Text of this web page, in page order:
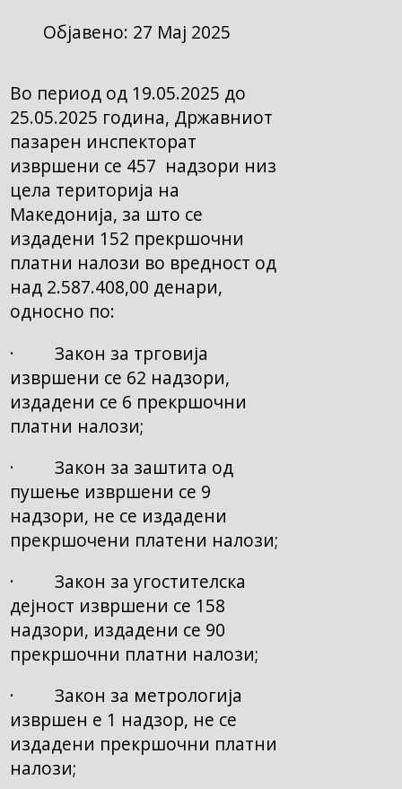
Објавено: 27 Мај 2025
Во период од 19.05.2025 до
25.05.2025 година, Државниот
пазарен инспекторат
извршени се 457 надзори низ
цела територија на
Македонија, за што се
издадени 152 прекршочни
платни налози во вредност од
над 2.587.408,00 денари,
односно по:
· Закон за трговија
извршени се 62 надзори,
издадени се 6 прекршочни
платни налози;
· Закон за заштита од
пушење извршени се 9
надзори, не се издадени
прекршочени платени налози;
· Закон за угостителска
дејност извршени се 158
надзори, издадени се 90
прекршочни платни налози;
· Закон за метрологија
извршен е 1 надзор, не се
издадени прекршочни платни
налози;